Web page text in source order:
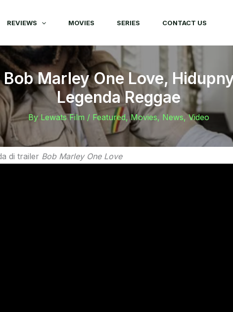
REVIEWS MOVIES SERIES CONTACT US
Marley One Love,
Legenda Reggae
By Lewats Film / Featured,Movies, News,Video
di trailer Bob Marley One Love